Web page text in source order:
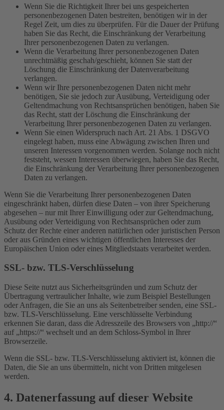
Wenn Sie die Richtigkeit Ihrer bei uns gespeicherten
personenbezogenen Daten bestreiten, benötigen wir in der
Regel Zeit, um dies zu überprüfen. Für die Dauer der Prüfung
haben Sie das Recht, die Einschränkung der Verarbeitung
Ihrer personenbezogenen Daten zu verlangen.
Wenn die Verarbeitung Ihrer personenbezogenen Daten
unrechtmäßig geschah/geschieht, können Sie statt der
Löschung die Einschränkung der Datenverarbeitung
verlangen.
Wenn wir Ihre personenbezogenen Daten nicht mehr
benötigen, Sie sie jedoch zur Ausübung, Verteidigung oder
Geltendmachung von Rechtsansprüchen benötigen, haben Sie
das Recht, statt der Löschung die Einschränkung der
Verarbeitung Ihrer personenbezogenen Daten zu verlangen.
Wenn Sie einen Widerspruch nach Art. 21 Abs. 1 DSGVO
eingelegt haben, muss eine Abwägung zwischen Ihren und
unseren Interessen vorgenommen werden. Solange noch nicht
feststeht, wessen Interessen überwiegen, haben Sie das Recht,
die Einschränkung der Verarbeitung Ihrer personenbezogenen
Daten zu verlangen.
Wenn Sie die Verarbeitung Ihrer personenbezogenen Daten
eingeschränkt haben, dürfen diese Daten – von ihrer Speicherung
abgesehen – nur mit Ihrer Einwilligung oder zur Geltendmachung,
Ausübung oder Verteidigung von Rechtsansprüchen oder zum
Schutz der Rechte einer anderen natürlichen oder juristischen Person
oder aus Gründen eines wichtigen öffentlichen Interesses der
Europäischen Union oder eines Mitgliedstaats verarbeitet werden.
SSL- bzw. TLS-Verschlüsselung
Diese Seite nutzt aus Sicherheitsgründen und zum Schutz der
Übertragung vertraulicher Inhalte, wie zum Beispiel Bestellungen
oder Anfragen, die Sie an uns als Seitenbetreiber senden, eine SSL-
bzw. TLS-Verschlüsselung. Eine verschlüsselte Verbindung
erkennen Sie daran, dass die Adresszeile des Browsers von „http://“
auf „https://“ wechselt und an dem Schloss-Symbol in Ihrer
Browserzeile.
Wenn die SSL- bzw. TLS-Verschlüsselung aktiviert ist, können die
Daten, die Sie an uns übermitteln, nicht von Dritten mitgelesen
werden.
4. Datenerfassung auf dieser Website